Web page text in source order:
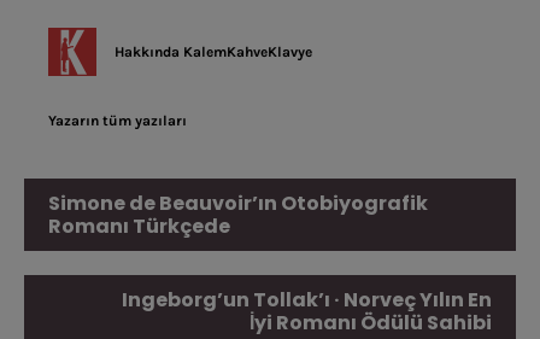
Hakkında KalemKahveKlavye
Yazarın tüm yazıları
Simone de Beauvoir’ın Otobiyografik
Romanı Türkçede
Ingeborg’un Tollak’ı · Norveç Yılın En
İyi Romanı Ödülü Sahibi